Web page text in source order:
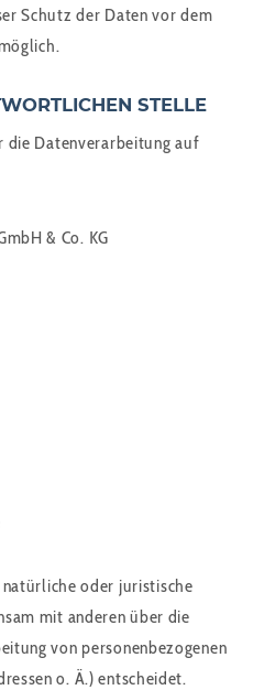
Schutz der Daten vor dem
STELLE
Datenverarbeitung auf
& Co. KG
oder juristische
mit anderen über die
von personenbezogenen
o. Ä.) entscheidet.